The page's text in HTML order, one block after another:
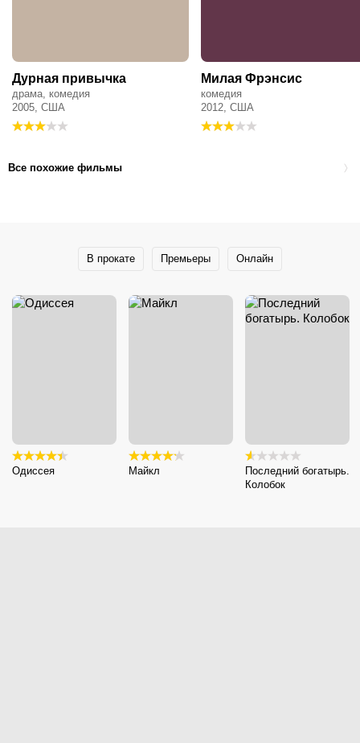
Дурная привычка
драма, комедия
2005, США
Милая Фрэнсис
комедия
2012, США
Все похожие фильмы
В прокате Премьеры Онлайн
Одиссея Майкл
Последний богатырь.
Колобок